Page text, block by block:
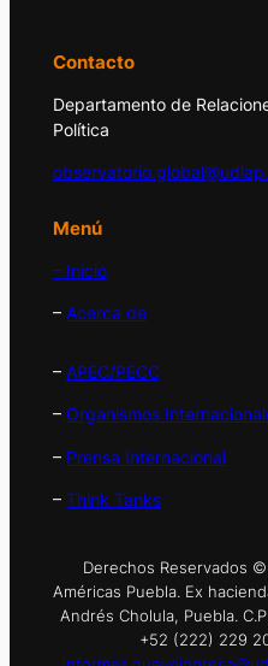
Contacto
Departamento de
Política
Menú
– Inicio
– Acerca de
– APEC/PECC
– Organismos
– Prensa Internacional
– Think Tanks
Derechos Reservados
Américas Puebla. Ex
Andrés Cholula, Puebla.
+52 (222) 229